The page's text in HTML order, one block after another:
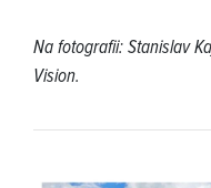
Na fotografii: Stanislav
Vision.